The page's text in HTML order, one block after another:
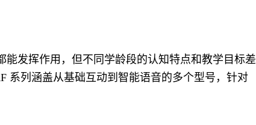
能发挥作用，但不同学龄段的认知特点和教学目标差
系列涵盖从基础互动到智能语音的多个型号，针对